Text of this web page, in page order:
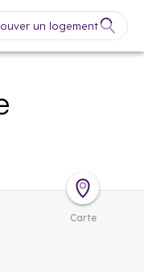
un logement
Carte